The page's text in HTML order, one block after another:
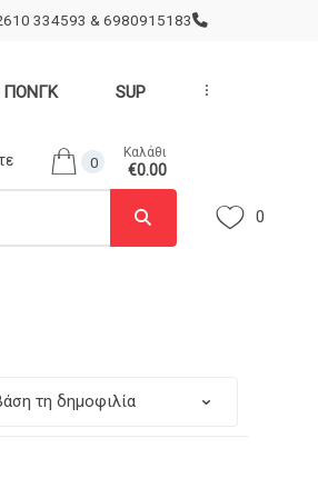
334593 & 6980915183
ΠΟΝΓΚ SUP ...
0
Καλάθι
€0.00
0